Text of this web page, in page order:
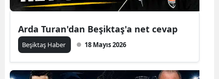
Arda Turan'dan Beşiktaş'a net cevap
Beşiktaş Haber 18 Mayıs 2026